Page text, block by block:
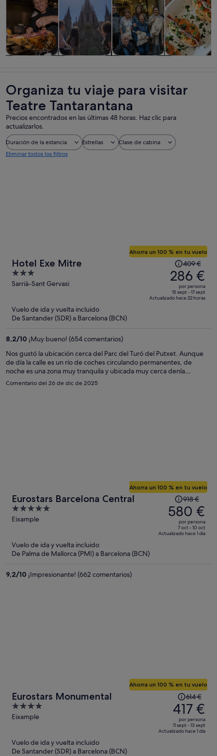
Organiza tu viaje para visitar
Teatre Tantarantana
Precios encontrados en las últimas 48 horas. Haz clic para
actualizarlos.
Duración de la estancia Estrellas
Clase de cabina
Eliminar todos los filtros
Hotel Exe Mitre
3
out
5
Sarrià-Sant Gervasi
Ahorra un 100 % en tu vuelo
El
precio
era
de
409 €,
por
persona
409 €
286 €
por persona
15 sept - 17 sept
Actualizado hace 22 horas
Vuelo de ida y vuelta incluido
De Santander (SDR) a Barcelona (BCN)
8,2/10 ¡Muy bueno! (654 comentarios)
Nos gustó la ubicación cerca del Parc del Turó del Putxet. Aunque
de día la calle es un río de coches circulando permanentes, de
noche es una zona muy tranquila y ubicada muy cerca denla
estación de El Putxet de FGC. Fueron amables y no me importaría
Comentario del 26 de dic de 2025
Eurostars Barcelona Central
5
out
Eixample
Ahorra un 100 % en tu vuelo
precio
era
918 €,
918 €
580 €
por persona
7 oct - 10 oct
Actualizado hace 1 día
Vuelo de ida y vuelta incluido
De Palma de Mallorca (PMI) a Barcelona (BCN)
9,2/10 ¡Impresionante! (662 comentarios)
Eurostars Monumental
4
out
Eixample
Ahorra un 100 % en tu vuelo
El
precio
era
de
614 €,
614 €
417 €
por persona
11 sept - 13 sept
Actualizado hace 1 día
Vuelo de ida y vuelta incluido
De Santander (SDR) a Barcelona (BCN)